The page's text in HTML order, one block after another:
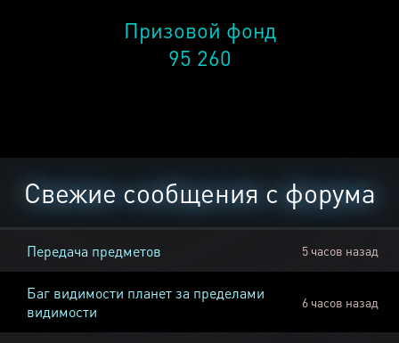
Призовой фонд
95 260
Свежие сообщения с форума
Передача предметов 5 часов назад
Баг видимости планет за пределами
видимости
6 часов назад